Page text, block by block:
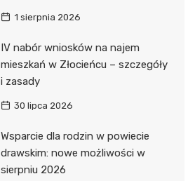
1 sierpnia 2026
IV nabór wniosków na najem
mieszkań w Złocieńcu – szczegóły
i zasady
30 lipca 2026
Wsparcie dla rodzin w powiecie
drawskim: nowe możliwości w
sierpniu 2026